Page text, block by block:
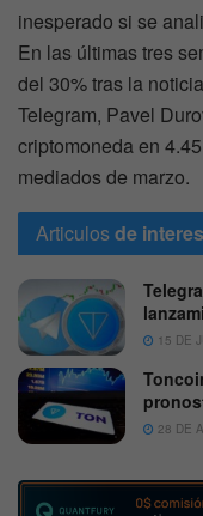
inesperado si se
En las últimas tres
del 30% tras la
Telegram, Pavel
criptomoneda en
mediados de marzo.
Articulosde interes
15 DE
28 DE